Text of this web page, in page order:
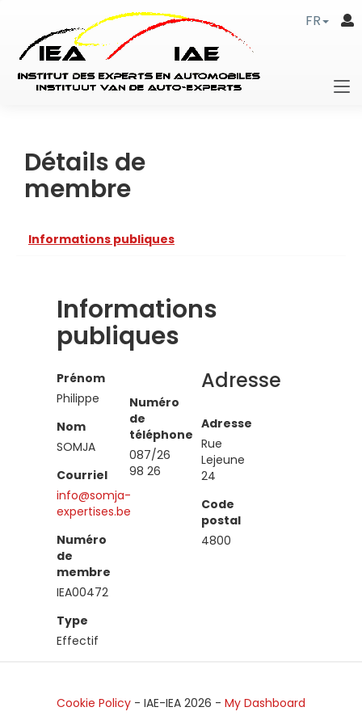
FR
Détails de
membre
Informations publiques
Informations
publiques
Prénom
Philippe
Nom
SOMJA
Courriel
info@somja-
expertises.be
Numéro
de
membre
IEA00472
Type
Effectif
Numéro
de
téléphone
087/26
98 26
Adresse
Adresse
Rue
Lejeune
24
Code
postal
4800
Cookie Policy - IAE-IEA 2026 - My Dashboard